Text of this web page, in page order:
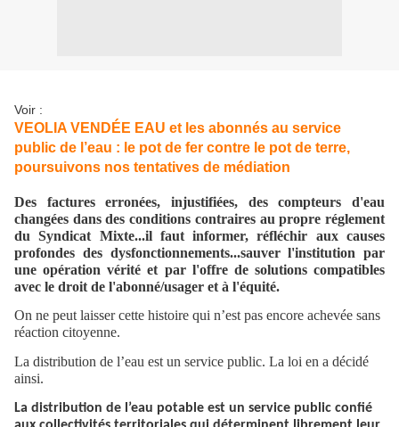
Voir :
VEOLIA VENDÉE EAU et les abonnés au service
public de l’eau : le pot de fer contre le pot de terre,
poursuivons nos tentatives de médiation
Des factures erronées, injustifiées, des compteurs d'eau
changées dans des conditions contraires au propre réglement
du Syndicat Mixte...il faut informer, réfléchir aux causes
profondes des dysfonctionnements...sauver l'institution par
une opération vérité et par l'offre de solutions compatibles
avec le droit de l'abonné/usager et à l'équité.
On ne peut laisser cette histoire qui n’est pas encore achevée sans
réaction citoyenne.
La distribution de l’eau est un service public. La loi en a décidé
ainsi.
La distribution de l’eau potable est un service public confié